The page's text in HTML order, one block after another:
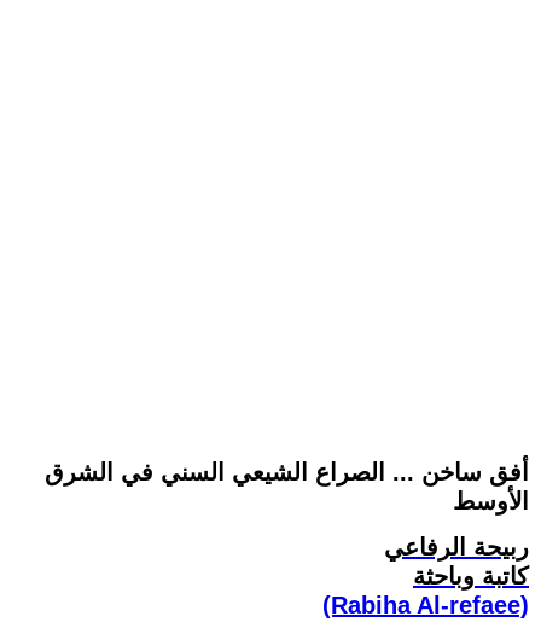
أفق ساخن ... الصراع الشيعي السني في الشرق
الأوسط
ربيحة الرفاعي
كاتبة وباحثة
(Rabiha Al-refaee)